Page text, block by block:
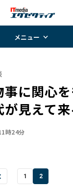
メニュー
事に関心
見えて来
時24分
1 2